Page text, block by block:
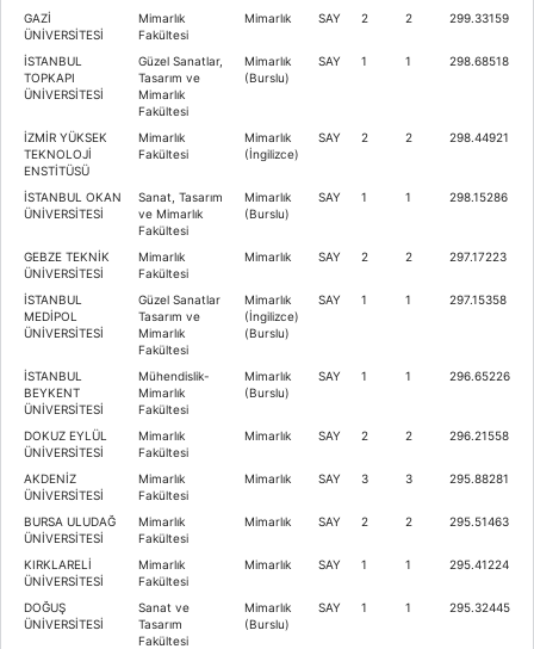
GAZİ
ÜNİVERSİTESİ
Mimarlık
Fakültesi
Mimarlık SAY 2 2 299.33159
İSTANBUL
TOPKAPI
ÜNİVERSİTESİ
Güzel Sanatlar,
Tasarım ve
Mimarlık
Fakültesi
Mimarlık
(Burslu)
SAY 1 1 298.68518
İZMİR YÜKSEK
TEKNOLOJİ
ENSTİTÜSÜ
Mimarlık
Fakültesi
Mimarlık
(İngilizce)
SAY 2 2 298.44921
İSTANBUL OKAN
ÜNİVERSİTESİ
Sanat, Tasarım
ve Mimarlık
Fakültesi
Mimarlık
(Burslu)
SAY 1 1 298.15286
GEBZE TEKNİK
ÜNİVERSİTESİ
Mimarlık
Fakültesi
Mimarlık SAY 2 2 297.17223
İSTANBUL
MEDİPOL
ÜNİVERSİTESİ
Güzel Sanatlar
Tasarım ve
Mimarlık
Fakültesi
Mimarlık
(İngilizce)
(Burslu)
SAY 1 1 297.15358
İSTANBUL
BEYKENT
ÜNİVERSİTESİ
Mühendislik-
Mimarlık
Fakültesi
Mimarlık
(Burslu)
SAY 1 1 296.65226
DOKUZ EYLÜL
ÜNİVERSİTESİ
Mimarlık
Fakültesi
Mimarlık SAY 2 2 296.21558
AKDENİZ
ÜNİVERSİTESİ
Mimarlık
Fakültesi
Mimarlık SAY 3 3 295.88281
BURSA ULUDAĞ
ÜNİVERSİTESİ
Mimarlık
Fakültesi
Mimarlık SAY 2 2 295.51463
KIRKLARELİ
ÜNİVERSİTESİ
Mimarlık
Fakültesi
Mimarlık SAY 1 1 295.41224
DOĞUŞ
ÜNİVERSİTESİ
Sanat ve
Tasarım
Fakültesi
Mimarlık
(Burslu)
SAY 1 1 295.32445